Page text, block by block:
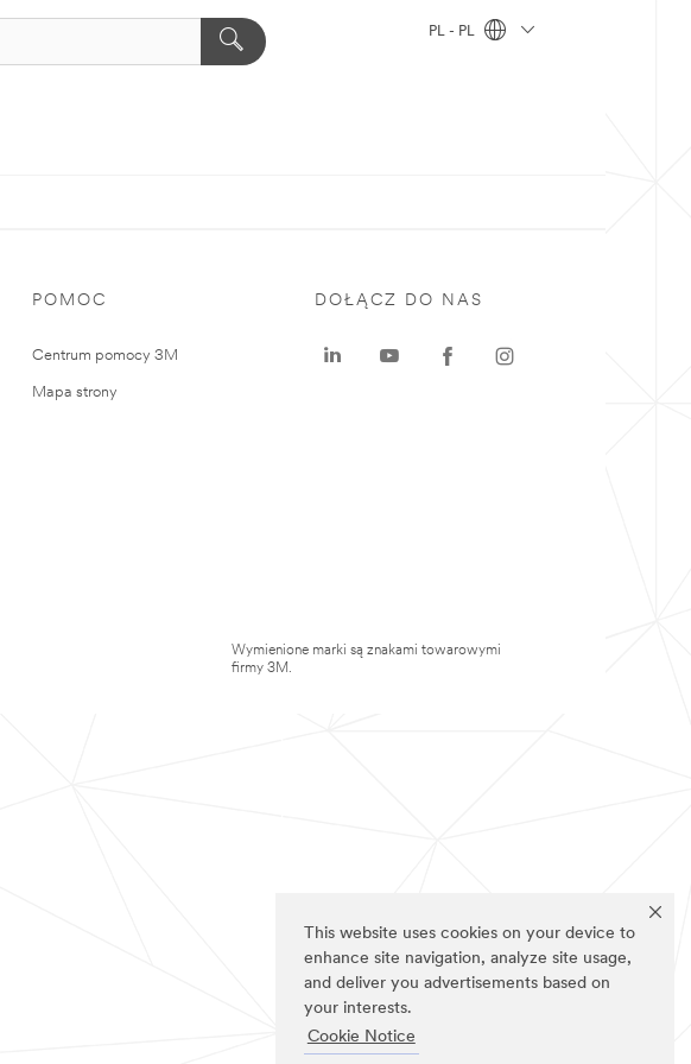
This website uses cookies on your device to
enhance site navigation, analyze site usage,
and deliver you advertisements based on
your interests.
Cookie Notice
PL - PL
POMOC
Centrum pomocy 3M
Mapa strony
DOŁĄCZ DO NAS
Wymienione marki są znakami towarowymi
firmy 3M.